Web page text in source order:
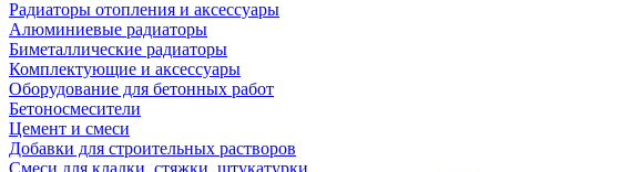
Радиаторы отопления и аксессуары
Алюминиевые радиаторы
Биметаллические радиаторы
Комплектующие и аксессуары
Оборудование для бетонных работ
Бетоносмесители
Цемент и смеси
Добавки для строительных растворов
Смеси для кладки, стяжки, штукатурки